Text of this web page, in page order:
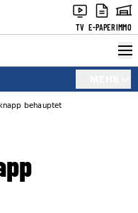
TV E-PAPERIMMO
behauptet